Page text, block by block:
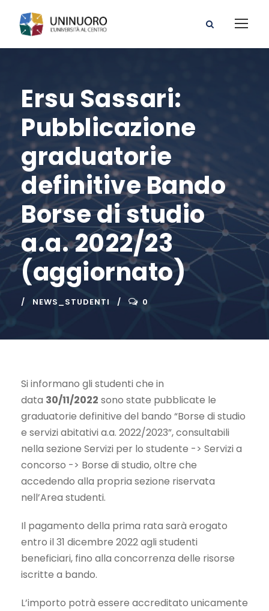
Ersu Sassari:
Pubblicazione
graduatorie
definitive Bando
Borse di studio
a.a. 2022/23
(aggiornato)
NEWS_STUDENTI 0
Si informano gli studenti che in
data 30/11/2022 sono state pubblicate le
graduatorie definitive del bando “Borse di studio
e servizi abitativi a.a. 2022/2023”, consultabili
nella sezione Servizi per lo studente -> Servizi a
concorso -> Borse di studio, oltre che
accedendo alla propria sezione riservata
nell’Area studenti.
Il pagamento della prima rata sarà erogato
entro il 31 dicembre 2022 agli studenti
beneficiari, fino alla concorrenza delle risorse
iscritte a bando.
L’importo potrà essere accreditato unicamente